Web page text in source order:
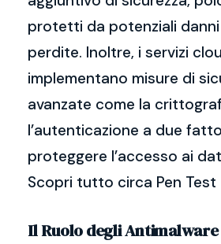
protetti da potenziali
perdite. Inoltre, i servizi
implementano misure di
avanzate come la
l’autenticazione a due
proteggere l’accesso ai
Scopri tutto circa Pen Test
Il Ruolo degli Antimalware